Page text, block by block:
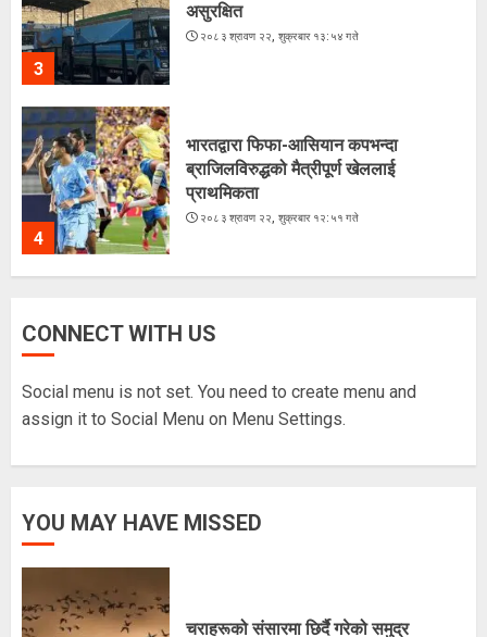
3
असुरक्षित
२०८३ श्रावण २२, शुक्रबार १३:५४ गते
4
भारतद्वारा फिफा-आसियान कपभन्दा
ब्राजिलविरुद्धको मैत्रीपूर्ण खेललाई
प्राथमिकता
२०८३ श्रावण २२, शुक्रबार १२:५१ गते
अरूसँग होइन, हिजोको आफूसँग प्रतिस्पर्धा गरेँ
२०८३ श्रावण २३, शनिबार १५:४४ गते
CONNECT WITH US
Social menu is not set. You need to create menu and
assign it to Social Menu on Menu Settings.
YOU MAY HAVE MISSED
चराहरूको संसारमा छिर्दै गरेको समुद्र